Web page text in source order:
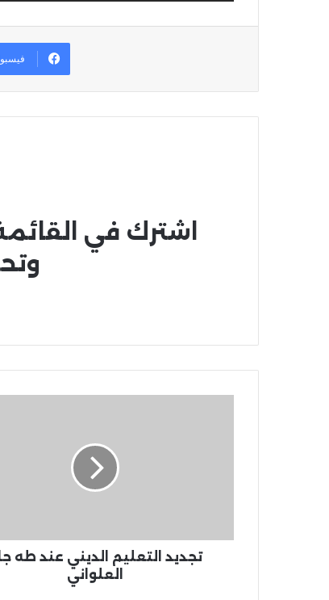
اشترك في
تجديد التعليم الديني عند طه
العلواني